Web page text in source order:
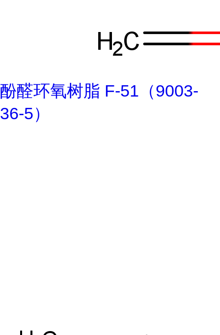
酚醛环氧树脂 F-51（9003-
36-5）